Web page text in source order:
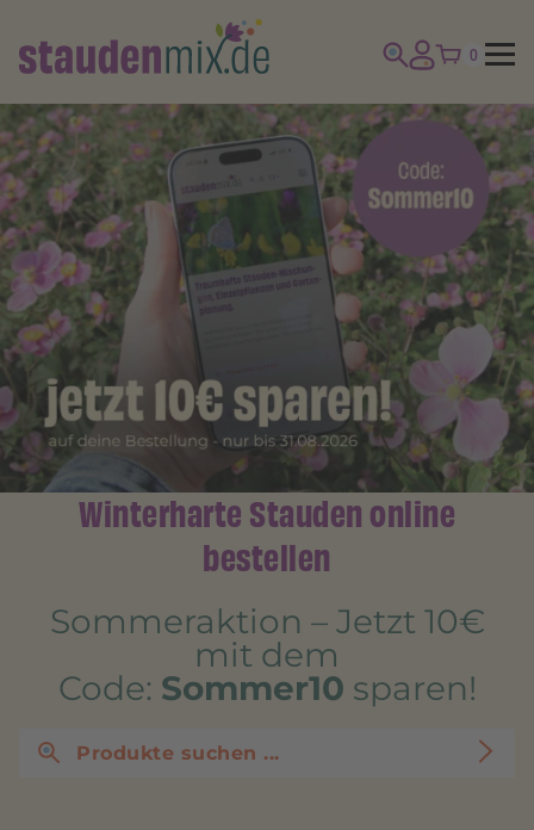
0
Winterharte Stauden online
bestellen
Sommeraktion – Jetzt 10€
mit dem
Code: Sommer10 sparen!